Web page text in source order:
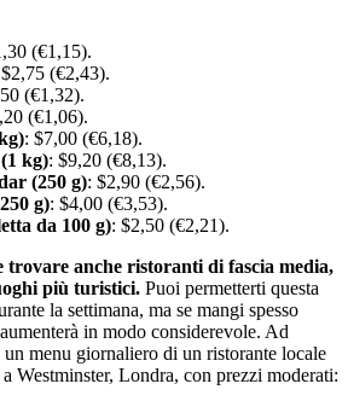
(€1,15).
(€2,43).
(€1,32).
(€1,06).
: $7,00 (€6,18).
kg): $9,20 (€8,13).
(250 g): $2,90 (€2,56).
g): $4,00 (€3,53).
da 100 g): $2,50 (€2,21).
trovare anche ristoranti di fascia media,
più turistici. Puoi permetterti questa
la settimana, ma se mangi spesso
in modo considerevole. Ad
menu giornaliero di un ristorante locale
Westminster, Londra, con prezzi moderati: